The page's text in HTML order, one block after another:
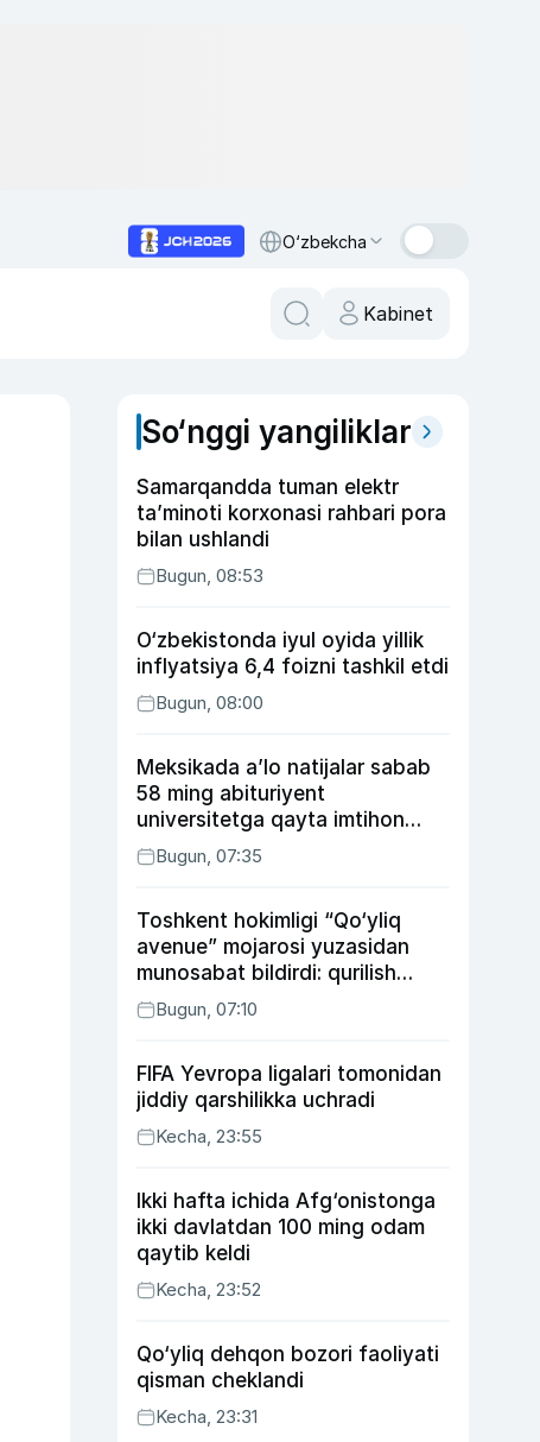
O‘zbekcha
Kabinet
So‘nggi yangiliklar
Samarqandda tuman elektr
ta’minoti korxonasi rahbari pora
bilan ushlandi
Bugun, 08:53
O‘zbekistonda iyul oyida yillik
inflyatsiya 6,4 foizni tashkil etdi
Bugun, 08:00
Meksikada a’lo natijalar sabab
58 ming abituriyent
universitetga qayta imtihon
topshiradi
Bugun, 07:35
Toshkent hokimligi “Qo‘yliq
avenue” mojarosi yuzasidan
munosabat bildirdi: qurilish
ishlarining 53 foizi yakunlangan
Bugun, 07:10
FIFA Yevropa ligalari tomonidan
jiddiy qarshilikka uchradi
Kecha, 23:55
Ikki hafta ichida Afg‘onistonga
ikki davlatdan 100 ming odam
qaytib keldi
Kecha, 23:52
Qo‘yliq dehqon bozori faoliyati
qisman cheklandi
Kecha, 23:31